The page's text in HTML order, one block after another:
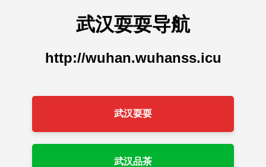
武汉耍耍导航
http://wuhan.wuhanss.icu
武汉耍耍
武汉品茶